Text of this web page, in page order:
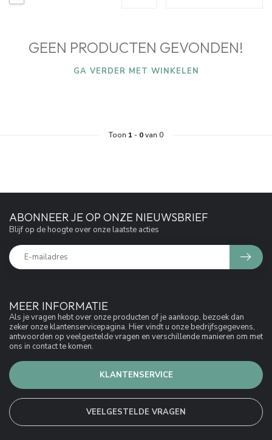
GEEN PRODUCTEN GEVONDEN!
GA VERDER MET WINKELEN
Toon 1 - 0van 0
MEER INFORMATIE
Als je vragen hebt over onze producten of je aankoop, bezoek dan
zeker onze klantenservicepagina. Hier vindt u onze bedrijfsgegevens,
antwoorden op veelgestelde vragen en verschillende manieren om met
ons in contact te komen.
KLANTENSERVICE
VEELGESTELDE VRAGEN
ABONNEER JE OP ONZE NIEUWSBRIEF
Blijf op de hoogte over onze laatste acties